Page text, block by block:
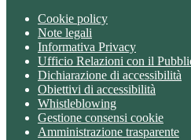
Cookie policy
Note legali
Informativa Privacy
Ufficio Relazioni con il
Dichiarazione di accessibilità
Obiettivi di accessibilità
Whistleblowing
Gestione consensi cookie
Amministrazione trasparente